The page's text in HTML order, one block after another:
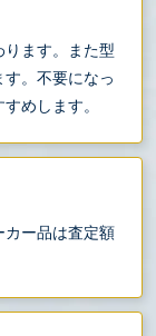
ます。また型
。不要になっ
めします。
カー品は査定額